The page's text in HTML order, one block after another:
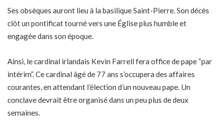
Ses obsèques auront lieu à la basilique Saint-Pierre. Son décès
clôt un pontificat tourné vers une Église plus humble et
engagée dans son époque.
Ainsi, le cardinal irlandais Kevin Farrell fera office de pape “par
intérim”. Ce cardinal âgé de 77 ans s’occupera des affaires
courantes, en attendant l’élection d’un nouveau pape. Un
conclave devrait être organisé dans un peu plus de deux
semaines.